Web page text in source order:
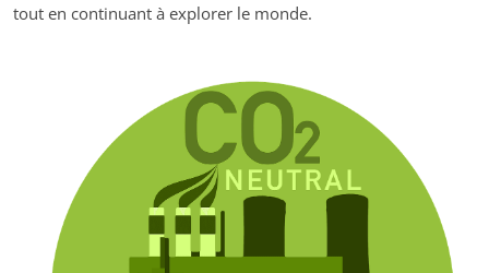
tout en continuant à explorer le monde.